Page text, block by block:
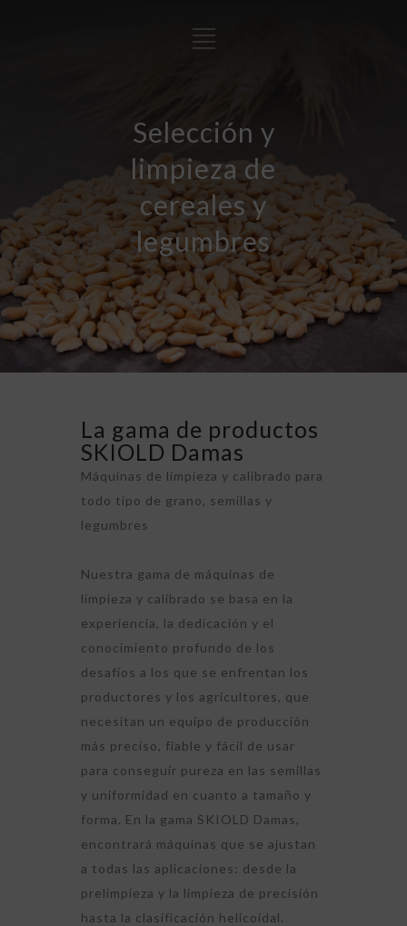
Selección y
limpieza de
cereales y
legumbres
La gama de productos
SKIOLD Damas
Máquinas de limpieza y calibrado para
todo tipo de grano, semillas y
legumbres
Nuestra gama de máquinas de
limpieza y calibrado se basa en la
experiencia, la dedicación y el
conocimiento profundo de los
desafíos a los que se enfrentan los
productores y los agricultores, que
necesitan un equipo de producción
más preciso, fiable y fácil de usar
para conseguir pureza en las semillas
y uniformidad en cuanto a tamaño y
forma. En la gama SKIOLD Damas,
encontrará máquinas que se ajustan
a todas las aplicaciones: desde la
prelimpieza y la limpieza de precisión
hasta la clasificación helicoidal.